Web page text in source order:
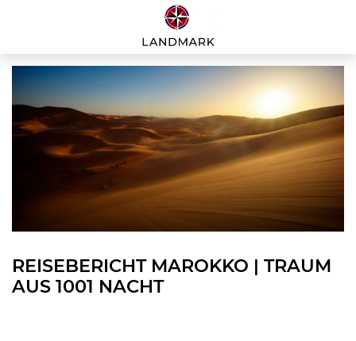
REISEBERICHT MAROKKO | TRAUM
AUS 1001 NACHT